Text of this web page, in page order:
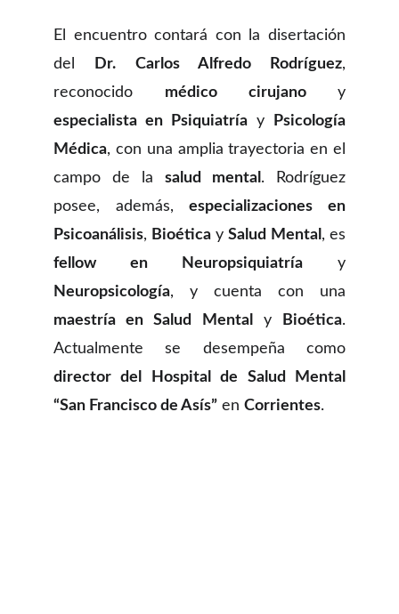
El encuentro contará con la disertación
del
Dr. Carlos Alfredo Rodríguez,
reconocido médico cirujano y
especialista en Psiquiatría y
Psicología
Médica, con una amplia trayectoria en el
campo de la salud mental . Rodríguez
posee, además,especializaciones en
Psicoanálisis, Bioética ySalud Mental , es
fellow en Neuropsiquiatría y
Neuropsicología, y cuenta con una
maestría en Salud Mental
y Bioética.
Actualmente se desempeña como
director del Hospital de Salud Mental
“San Francisco de Asís” en Corrientes.